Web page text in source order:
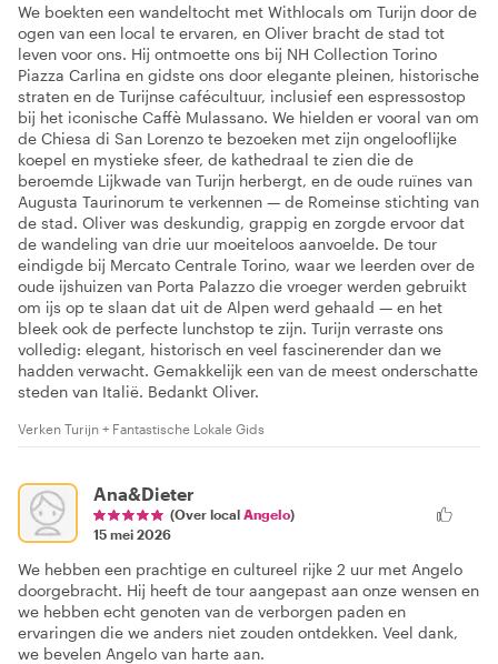
We boekten een wandeltocht met Withlocals om Turijn door de
ogen van een local te ervaren, en Oliver bracht de stad tot
leven voor ons. Hij ontmoette ons bij NH Collection Torino
Piazza Carlina en gidste ons door elegante pleinen, historische
straten en de Turijnse cafécultuur, inclusief een espressostop
bij het iconische Caffè Mulassano. We hielden er vooral van om
de Chiesa di San Lorenzo te bezoeken met zijn ongelooflijke
koepel en mystieke sfeer, de kathedraal te zien die de
beroemde Lijkwade van Turijn herbergt, en de oude ruïnes van
Augusta Taurinorum te verkennen — de Romeinse stichting van
de stad. Oliver was deskundig, grappig en zorgde ervoor dat
de wandeling van drie uur moeiteloos aanvoelde. De tour
eindigde bij Mercato Centrale Torino, waar we leerden over de
oude ijshuizen van Porta Palazzo die vroeger werden gebruikt
om ijs op te slaan dat uit de Alpen werd gehaald — en het
bleek ook de perfecte lunchstop te zijn. Turijn verraste ons
volledig: elegant, historisch en veel fascinerender dan we
hadden verwacht. Gemakkelijk een van de meest onderschatte
steden van Italië. Bedankt Oliver.
Verken Turijn + Fantastische Lokale Gids
Ana&Dieter
(Over local Angelo)
15 mei 2026
We hebben een prachtige en cultureel rijke 2 uur met Angelo
doorgebracht. Hij heeft de tour aangepast aan onze wensen en
we hebben echt genoten van de verborgen paden en
ervaringen die we anders niet zouden ontdekken. Veel dank,
we bevelen Angelo van harte aan.